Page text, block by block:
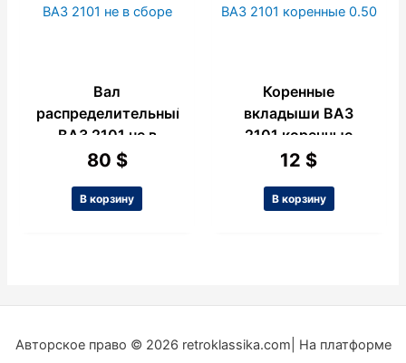
Вал
распределительный
ВАЗ 2101 не в
сборе
80 $
В корзину
Коренные
вкладыши ВАЗ
2101 коренные
0.50
12 $
В корзину
Авторское право © 2026 retroklassika.com| На платформе